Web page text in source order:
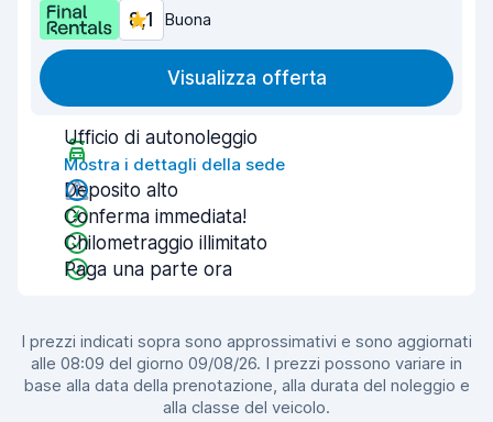
8,1 Buona
Visualizza offerta
Ufficio di autonoleggio
Mostra i dettagli della sede
Deposito alto
Conferma immediata!
Chilometraggio illimitato
Paga una parte ora
I prezzi indicati sopra sono approssimativi e sono aggiornati
alle 08:09 del giorno 09/08/26. I prezzi possono variare in
base alla data della prenotazione, alla durata del noleggio e
alla classe del veicolo.